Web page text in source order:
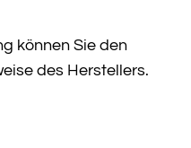
können Sie den
des Herstellers.